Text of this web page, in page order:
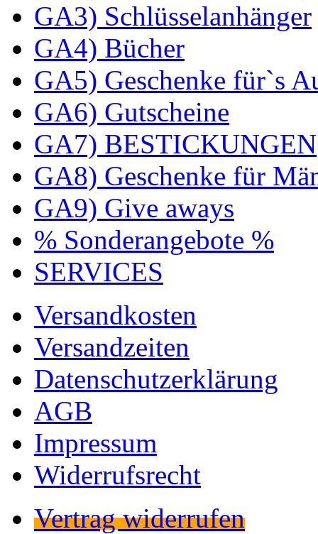
GA3) Schlüsselanhänger
GA4) Bücher
GA5) Geschenke für`s
GA6) Gutscheine
GA7) BESTICKUNGEN
GA8) Geschenke für
GA9) Give aways
% Sonderangebote %
SERVICES
Versandkosten
Versandzeiten
Datenschutzerklärung
AGB
Impressum
Widerrufsrecht
Vertrag widerrufen